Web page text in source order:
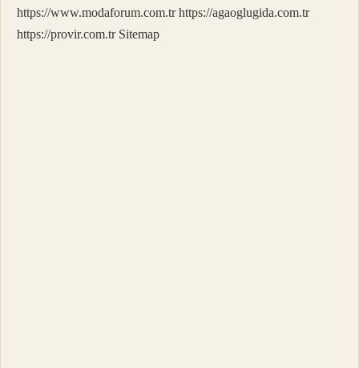
https://www.modaforum.com.tr https://agaoglugida.com.tr
https://provir.com.tr Sitemap